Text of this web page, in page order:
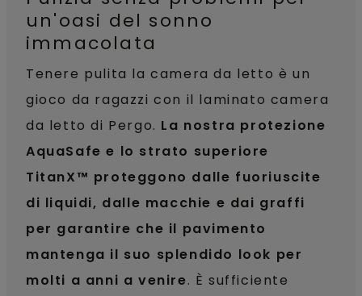
un'oasi del sonno
immacolata
Tenere pulita la camera da letto è un
gioco da ragazzi con il laminato camera
da letto di Pergo. La nostra protezione
AquaSafe e lo strato superiore
TitanX™ proteggono dalle fuoriuscite
di liquidi, dalle macchie e dai graffi
per garantire che il pavimento
mantenga il suo splendido look per
molti a anni a venire. È sufficiente